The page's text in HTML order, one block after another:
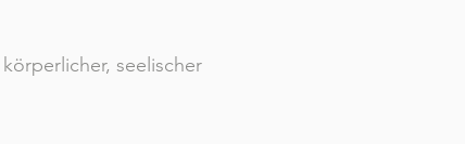
seelischer